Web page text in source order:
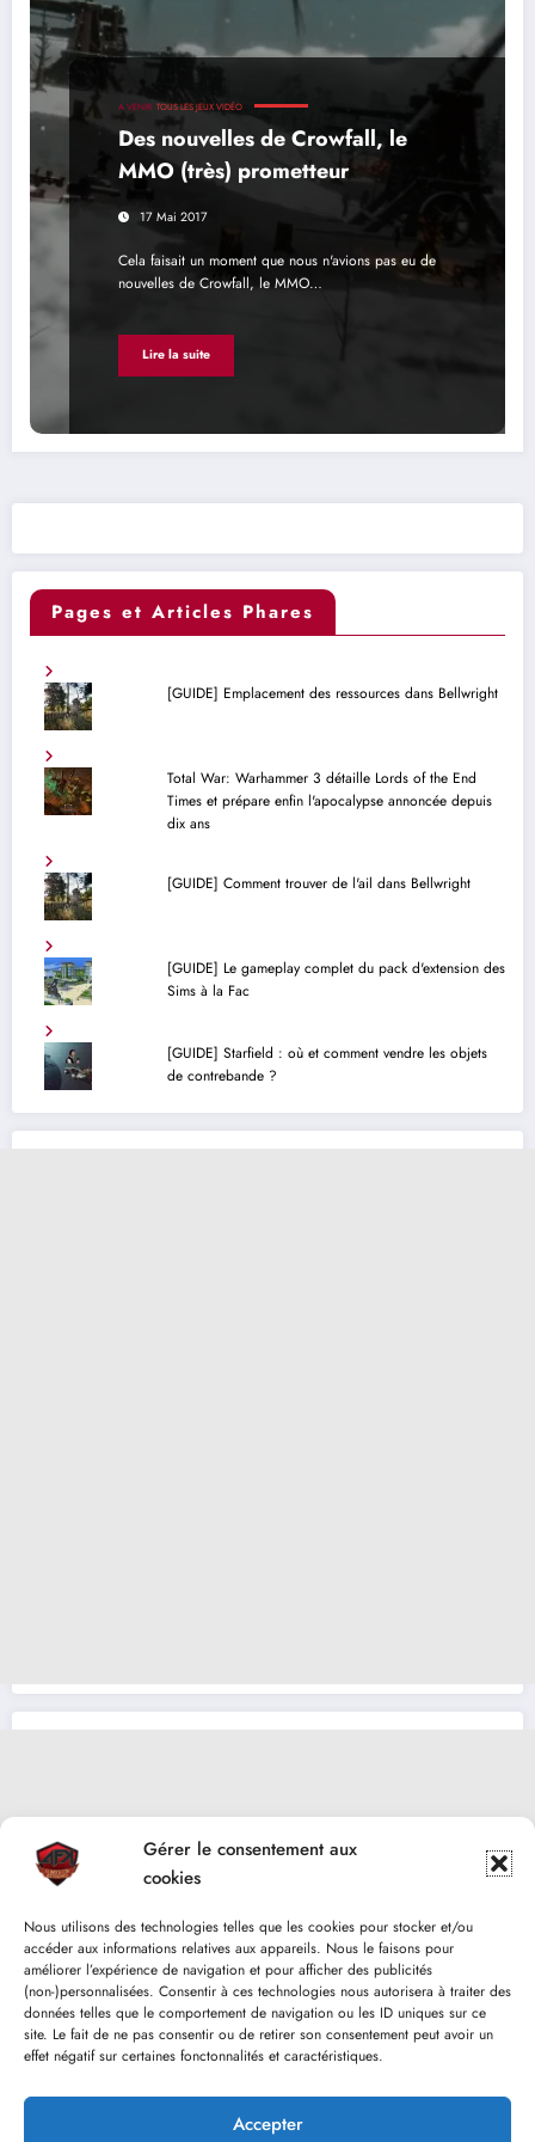
Gérer le consentement aux
cookies
Nous utilisons des technologies telles que les cookies pour stocker et/ou
accéder aux informations relatives aux appareils. Nous le faisons pour
améliorer l’expérience de navigation et pour afficher des publicités
(non-)personnalisées. Consentir à ces technologies nous autorisera à traiter des
données telles que le comportement de navigation ou les ID uniques sur ce
site. Le fait de ne pas consentir ou de retirer son consentement peut avoir un
effet négatif sur certaines fonctonnalités et caractéristiques.
Accepter
A VENIR TOUS LES JEUX VIDÉO
Des nouvelles de Crowfall, le
MMO (très) prometteur
17 Mai 2017
Cela faisait un moment que nous n'avions pas eu de
nouvelles de Crowfall, le MMO…
Lire la suite
Pages et Articles Phares
[GUIDE] Emplacement des ressources dans Bellwright
Total War: Warhammer 3 détaille Lords of the End
Times et prépare enfin l'apocalypse annoncée depuis
dix ans
[GUIDE] Comment trouver de l'ail dans Bellwright
[GUIDE] Le gameplay complet du pack d'extension des
Sims à la Fac
[GUIDE] Starfield : où et comment vendre les objets
de contrebande ?